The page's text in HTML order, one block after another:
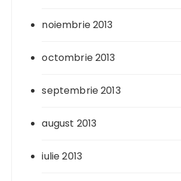
noiembrie 2013
octombrie 2013
septembrie 2013
august 2013
iulie 2013